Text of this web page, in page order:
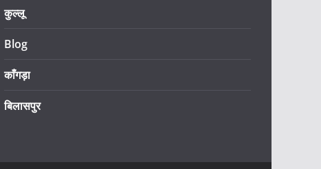
कुल्लू
Blog
काँगड़ा
बिलासपुर